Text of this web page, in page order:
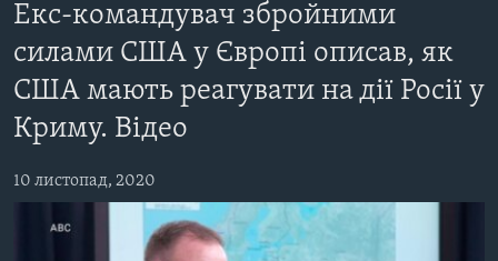
матеріалу
Перейти
меню
сторінки
до
Пошуку
АКТУАЛЬНО
УКРАЇНА
ВІЙНА - ЦЕ ОСОБИСТЕ
УКРАЇНЦІ У СВІТІ
АНАЛІТИКА
АДМІНІСТРАЦІЯ ПРЕЗИДЕНТА ТРАМПА: ПЕРШІ 100
ДНІВ
УКРАЇНЦІ В АМЕРИЦІ
Екс-командувач збройними
силами США у Європі описав, як
США мають реагувати на дії Росії у
Криму. Відео
10 листопад, 2020